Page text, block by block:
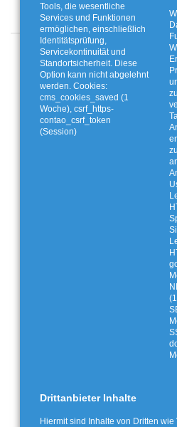
Angebote
Tools, die wesentliche
Services und Funktionen
ermöglichen, einschließlich
Identitätsprüfung,
Servicekontinuität und
Standortsicherheit. Diese
Option kann nicht abgelehnt
werden. Cookies:
cms_cookies_saved (1
Woche), csrf_https-
contao_csrf_token
(Session)
Drittanbieter Inhalte
Hiermit sind Inhalte von Dritten